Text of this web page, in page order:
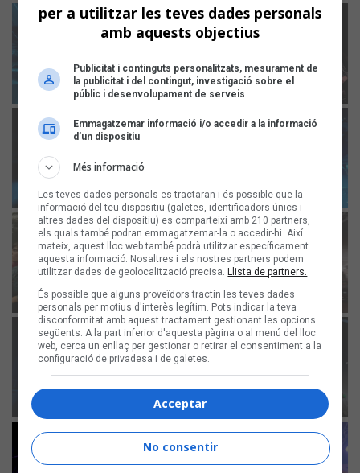
per a utilitzar les teves dades personals
amb aquests objectius
Publicitat i continguts personalitzats, mesurament de
la publicitat i del contingut, investigació sobre el
públic i desenvolupament de serveis
Emmagatzemar informació i/o accedir a la informació
d’un dispositiu
Més informació
Les teves dades personals es tractaran i és possible que la
informació del teu dispositiu (galetes, identificadors únics i
altres dades del dispositiu) es comparteixi amb 210 partners,
els quals també podran emmagatzemar-la o accedir-hi. Així
mateix, aquest lloc web també podrà utilitzar específicament
aquesta informació. Nosaltres i els nostres partners podem
utilitzar dades de geolocalització precisa. Llista de partners.
És possible que alguns proveïdors tractin les teves dades
personals per motius d'interès legítim. Pots indicar la teva
disconformitat amb aquest tractament gestionant les opcions
següents. A la part inferior d'aquesta pàgina o al menú del lloc
web, cerca un enllaç per gestionar o retirar el consentiment a la
configuració de privadesa i de galetes.
Acceptar
No consentir